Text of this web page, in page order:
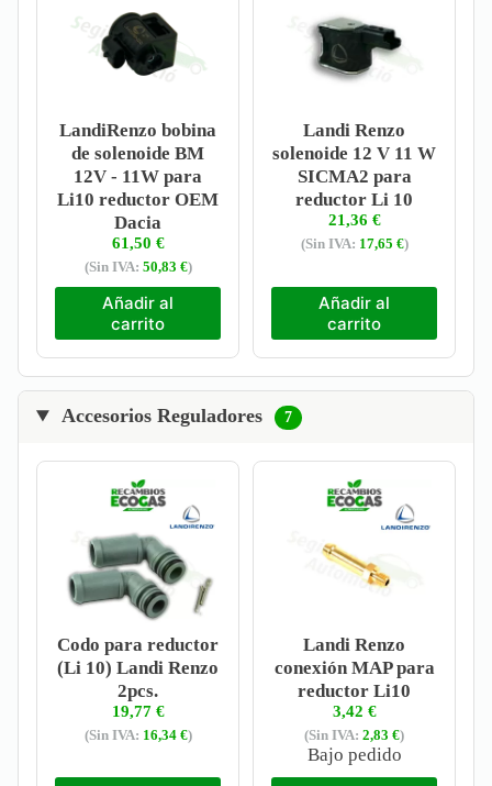
LandiRenzo bobina
de solenoide BM
12V - 11W para
Li10 reductor OEM
Dacia
61,50 €
(Sin IVA: 50,83 €)
Añadir al
carrito
Landi Renzo
solenoide 12 V 11 W
SICMA2 para
reductor Li 10
21,36 €
(Sin IVA: 17,65 €)
Añadir al
carrito
Accesorios Reguladores 7
Codo para reductor
(Li 10) Landi Renzo
2pcs.
19,77 €
(Sin IVA: 16,34 €)
Landi Renzo
conexión MAP para
reductor Li10
3,42 €
(Sin IVA: 2,83 €)
Bajo pedido